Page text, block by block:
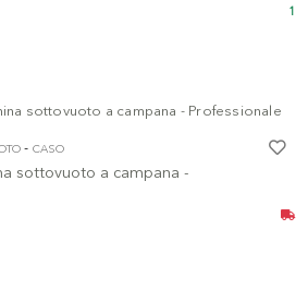
1
- CASO
sottovuoto a campana -